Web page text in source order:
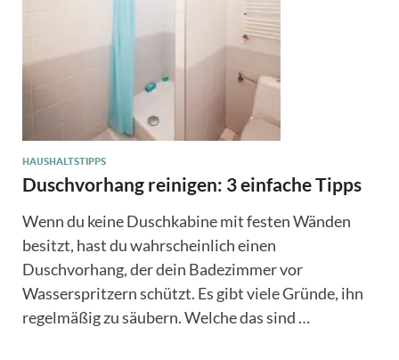
HAUSHALTSTIPPS
Duschvorhang reinigen: 3 einfache Tipps
Wenn du keine Duschkabine mit festen Wänden
besitzt, hast du wahrscheinlich einen
Duschvorhang, der dein Badezimmer vor
Wasserspritzern schützt. Es gibt viele Gründe, ihn
regelmäßig zu säubern. Welche das sind …